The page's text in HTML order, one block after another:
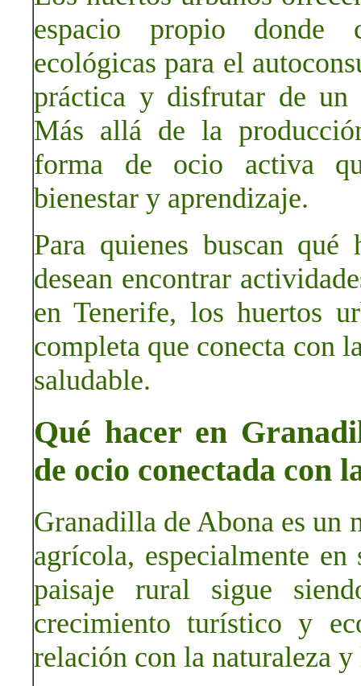
espacio propio donde
ecológicas para el
práctica y disfrutar de un
Más allá de la
forma de ocio activa
bienestar y aprendizaje.
Para quienes buscan
desean encontrar
en Tenerife, los huertos
completa que conecta con
saludable.
Qué hacer en
de ocio conectada con
Granadilla de Abona es un
agrícola, especialmente
paisaje rural sigue
crecimiento turístico y
relación con la naturaleza